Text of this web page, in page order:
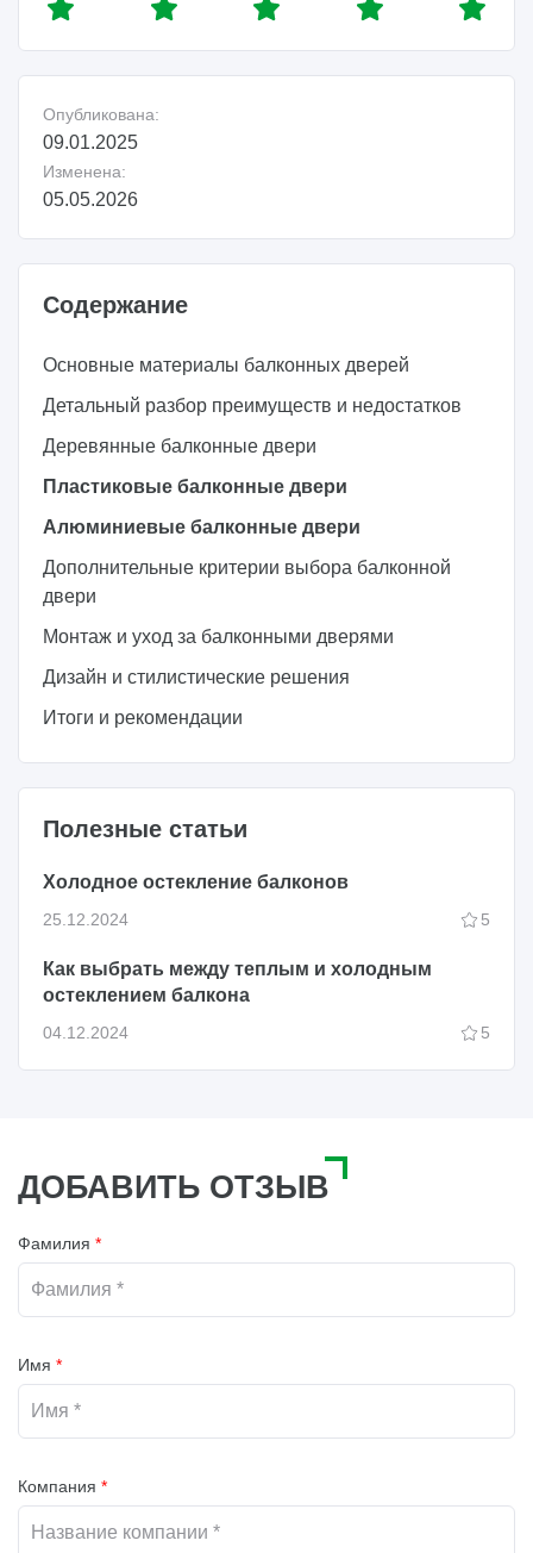
Опубликована:
09.01.2025
Изменена:
05.05.2026
Содержание
Основные материалы балконных дверей
Детальный разбор преимуществ и недостатков
Деревянные балконные двери
Пластиковые балконные двери
Алюминиевые балконные двери
Дополнительные критерии выбора балконной
двери
Монтаж и уход за балконными дверями
Дизайн и стилистические решения
Итоги и рекомендации
Полезные статьи
Холодное остекление балконов
25.12.2024 5
Как выбрать между теплым и холодным
остеклением балкона
04.12.2024 5
ДОБАВИТЬ ОТЗЫВ
Фамилия *
Имя *
Компания *